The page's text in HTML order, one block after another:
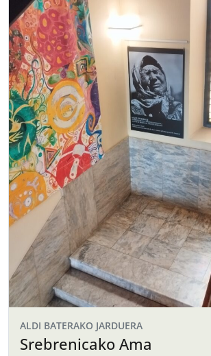
ALDI BATERAKO JARDUERA
Srebrenicako Ama